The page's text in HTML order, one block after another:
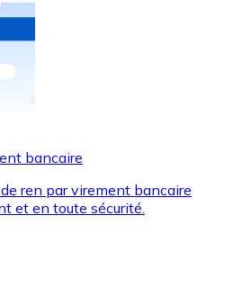
en espèces et d'autres
Visa et Mastercard pour acheter
bancaire
ren par virement bancaire
et en toute sécurité.